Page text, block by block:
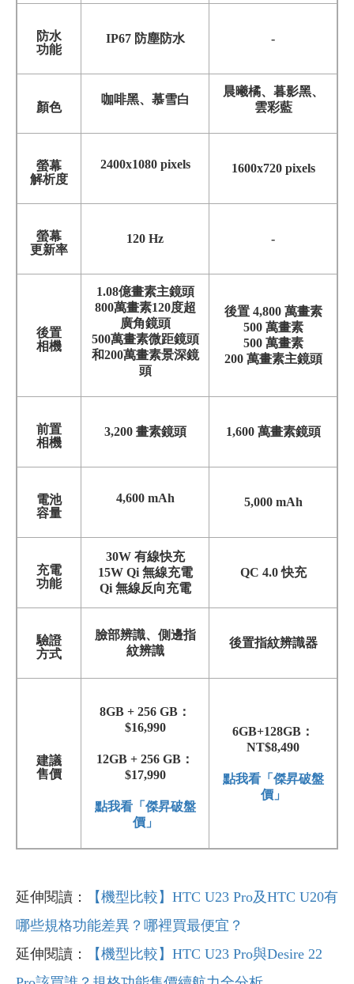
防水
功能
IP67 防塵防水 -
顏色
咖啡黑、慕雪白
晨曦橘、暮影黑、
雲彩藍
螢幕
解析度
2400x1080 pixels 1600x720 pixels
螢幕
更新率
120 Hz -
後置
相機
1.08億畫素主鏡頭
800萬畫素120度超
廣角鏡頭
500萬畫素微距鏡頭
和200萬畫素景深鏡
頭
後置 4,800 萬畫素
500 萬畫素
500 萬畫素
200 萬畫素主鏡頭
前置
相機
3,200 畫素鏡頭 1,600 萬畫素鏡頭
電池
容量
4,600 mAh 5,000 mAh
充電
功能
30W 有線快充
15W Qi 無線充電
Qi 無線反向充電
QC 4.0 快充
驗證
方式
臉部辨識、側邊指
紋辨識
後置指紋辨識器
建議
售價
8GB + 256 GB：
$16,990
12GB + 256 GB：
$17,990
點我看「傑昇破盤
價」
6GB+128GB：
NT$8,490
點我看「傑昇破盤
價」
延伸閱讀：
【機型比較】HTC U23 Pro及HTC U20有
哪些規格功能差異？哪裡買最便宜？
延伸閱讀：
【機型比較】HTC U23 Pro與Desire 22